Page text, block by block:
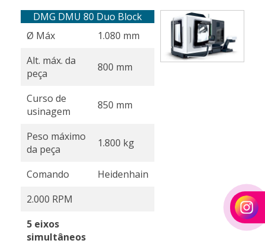
DMG DMU 80 Duo Block
Ø Máx
1.080 mm
Alt. máx. da
peça
800 mm
Curso de
usinagem
850 mm
Peso máximo
da peça
1.800 kg
Comando
Heidenhain
2.000 RPM
5 eixos
simultâneos